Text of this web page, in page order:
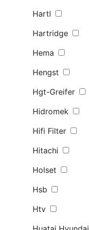
Hartl
Hartridge
Hema
Hengst
Hgt-Greifer
Hidromek
Hifi Filter
Hitachi
Holset
Hsb
Htv